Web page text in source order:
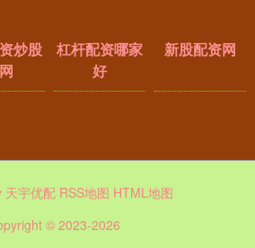
炒股
杠杆配资哪家
好
新股配资网
天宇优配 RSS地图 HTML地图
© 2023-2026